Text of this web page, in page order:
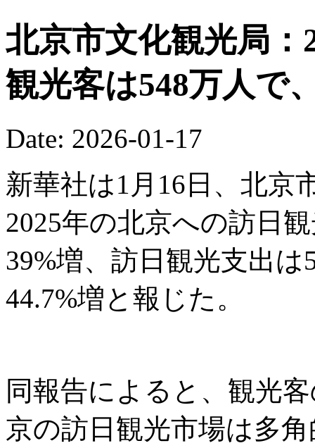
北京市文化観光局
観光客は548万人で
Date: 2026-01-17
新華社は1月16日、北京
2025年の北京への訪日
39%増、訪日観光支出
44.7%増と報じた。
同報告によると、観光
京の訪日観光市場は多